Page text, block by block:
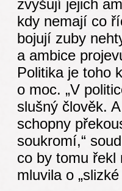
zvyšují jejich
kdy nemají co
bojují zuby
a ambice
Politika je toho
o moc. „V
slušný člověk.
schopny
soukromí,“
co by tomu řekl
mluvila o